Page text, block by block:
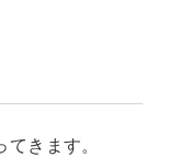
きます。